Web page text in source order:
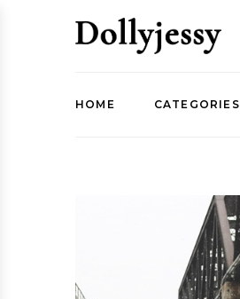
HOME CATEGORIES